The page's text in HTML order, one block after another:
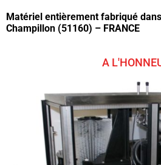
Matériel entièrement fabriqué
Champillon (51160) – FRANCE
A